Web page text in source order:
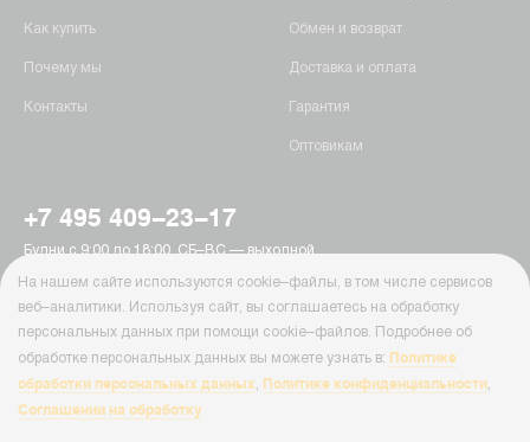
Как купить
Почему мы
Контакты
Обмен и возврат
Доставка и оплата
Гарантия
Оптовикам
+7 495 409-23-17
Будни с 9:00 до 18:00, СБ–ВС — выходной
г. Москва, Пятницкое шоссе, 15
info@ab-batteries.ru
© Ab-Batteries, 2026
На нашем сайте используются cookie–файлы, в том числе сервисов
веб–аналитики. Используя сайт, вы соглашаетесь на обработку
персональных данных при помощи cookie–файлов. Подробнее об
обработке персональных данных вы можете узнать в: Политике
обработки персональных данных, Политике конфиденциальности,
Соглашении на обработку